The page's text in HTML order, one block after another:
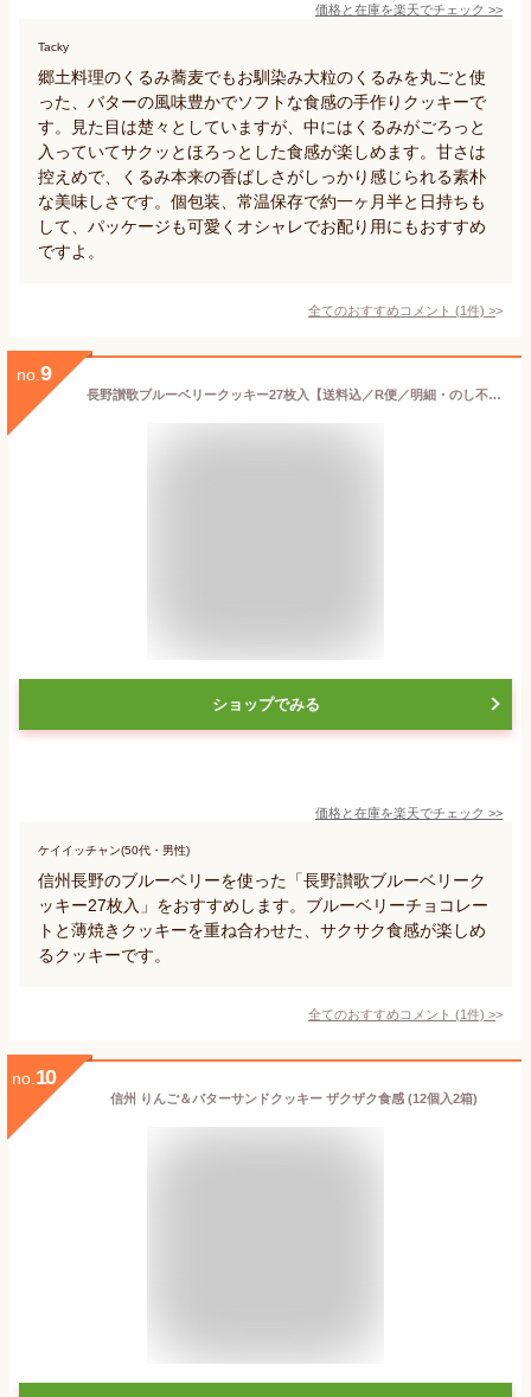
価格と在庫を楽天でチェック >>
Tacky
郷土料理のくるみ蕎麦でもお馴染み大粒のくるみを丸ごと使
った、バターの風味豊かでソフトな食感の手作りクッキーで
す。見た目は楚々としていますが、中にはくるみがごろっと
入っていてサクッとほろっとした食感が楽しめます。甘さは
控えめで、くるみ本来の香ばしさがしっかり感じられる素朴
な美味しさです。個包装、常温保存で約一ヶ月半と日持ちも
して、パッケージも可愛くオシャレでお配り用にもおすすめ
ですよ。
全てのおすすめコメント (1件) >
no. 9
長野讃歌ブルーベリークッキー27枚入【送料込／R便／明細・のし不可】（信州長野のお土産 お菓子 洋菓子 クッキー ウェハース 土産 おみやげ お取り寄せ スイーツ 長野土産）
ショップでみる
価格と在庫を楽天でチェック >>
ケイイッチャン(50代・男性)
信州長野のブルーベリーを使った「長野讃歌ブルーベリーク
ッキー27枚入」をおすすめします。ブルーベリーチョコレー
トと薄焼きクッキーを重ね合わせた、サクサク食感が楽しめ
るクッキーです。
全てのおすすめコメント (1件) >
no. 10
信州 りんご＆バターサンドクッキー ザクザク食感 (12個入2箱)